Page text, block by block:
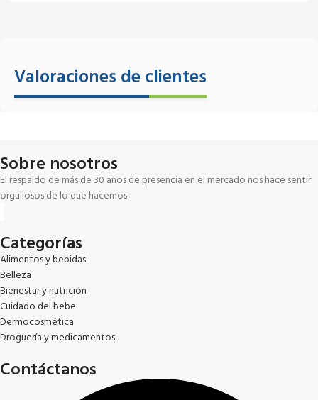
Valoraciones de clientes
Sobre nosotros
El respaldo de más de 30 años de presencia en el mercado nos hace sentir
orgullosos de lo que hacemos.
Categorías
Alimentos y bebidas
Belleza
Bienestar y nutrición
Cuidado del bebe
Dermocosmética
Droguería y medicamentos
Contáctanos